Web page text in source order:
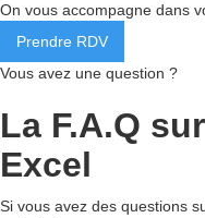
On vous accompagne dans
Prendre RDV
Vous avez une question ?
La F.A.Q
Excel
Si vous avez des questions